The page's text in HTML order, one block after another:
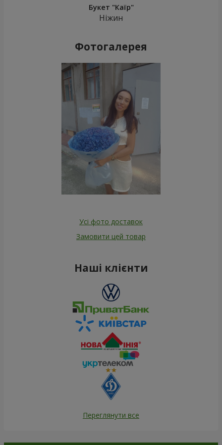
Букет "Каїр"
Ніжин
Фотогалерея
Усі фото доставок
Замовити цей товар
Наші клієнти
Переглянути все